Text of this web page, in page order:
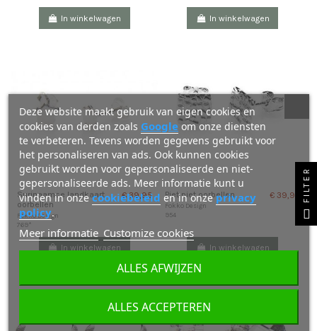
In winkelwagen In winkelwagen
Surinaamse landkaart
oorbellen
Fokko Design
769*
€ 39,95
In winkelwagen
Piet piet oorbellen
Fokko Design
954
€ 39,95
In winkelwagen
Deze website maakt gebruik van eigen cookies en
cookies van derden zoals Googleom onze diensten
te verbeteren. Tevens worden gegevens gebruikt voor
het personaliseren van ads. Ook kunnen cookies
gebruikt worden voor gepersonaliseerde en niet-
gepersonaliseerde ads. Meer informatie kunt u
vinden in onzecookiebeleid en in onzeprivacy
policy.
Meer informatie Customize cookies
ALLES AFWIJZEN
ALLES ACCEPTEREN
FILTER